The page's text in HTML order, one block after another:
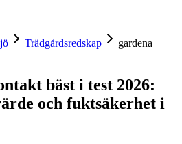
Trädgårdsredskap
gardena
bäst i test 2026:
och fuktsäkerhet i